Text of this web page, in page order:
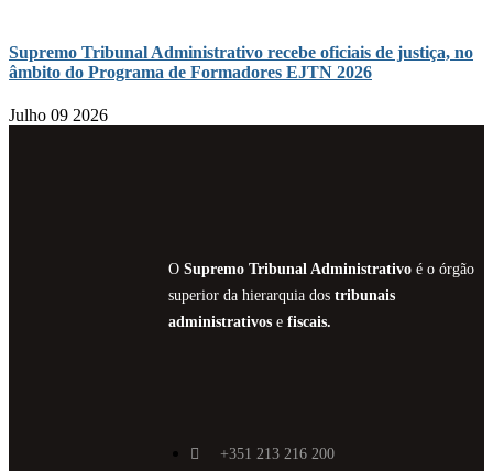
Supremo Tribunal Administrativo recebe oficiais de justiça, no
âmbito do Programa de Formadores EJTN 2026
Julho 09 2026
O Supremo Tribunal Administrativoé o órgão
superior da hierarquia dos tribunais
administrativose fiscais.
+351 213 216 200